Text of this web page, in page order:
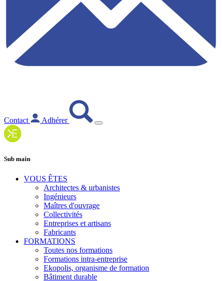
Contact Adhérer
Sub main
VOUS ÊTES
Architectes & urbanistes
Ingénieurs
Maîtres d'ouvrage
Collectivités
Entreprises et artisans
Fabricants
FORMATIONS
Toutes nos formations
Formations intra-entreprise
Ekopolis, organisme de formation
Bâtiment durable